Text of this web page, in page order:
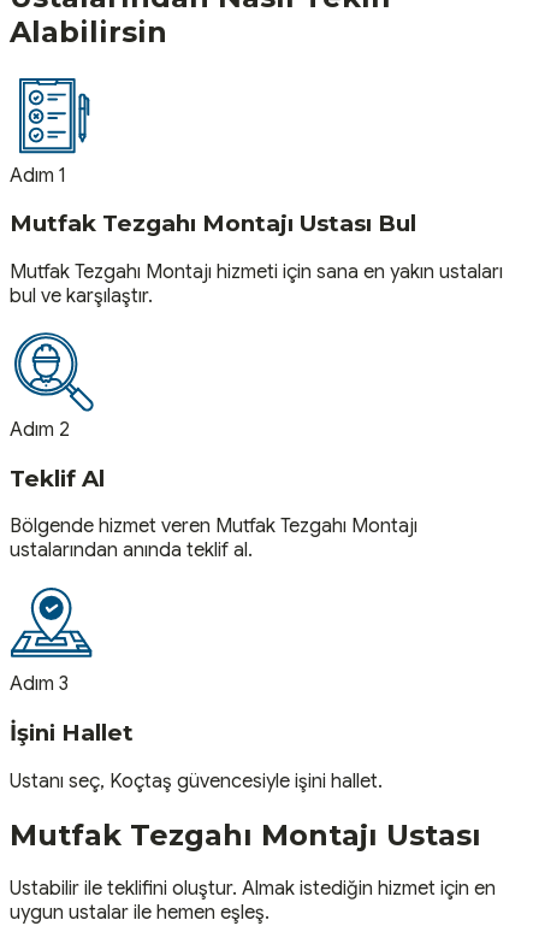
Alabilirsin
Adım 1
Mutfak Tezgahı Montajı Ustası Bul
Mutfak Tezgahı Montajı hizmeti için sana en yakın ustaları
bul ve karşılaştır.
Adım 2
Teklif Al
Bölgende hizmet veren Mutfak Tezgahı Montajı
ustalarından anında teklif al.
Adım 3
İşini Hallet
Ustanı seç, Koçtaş güvencesiyle işini hallet.
Mutfak Tezgahı Montajı Ustası
Ustabilir ile teklifini oluştur. Almak istediğin hizmet için en
uygun ustalar ile hemen eşleş.